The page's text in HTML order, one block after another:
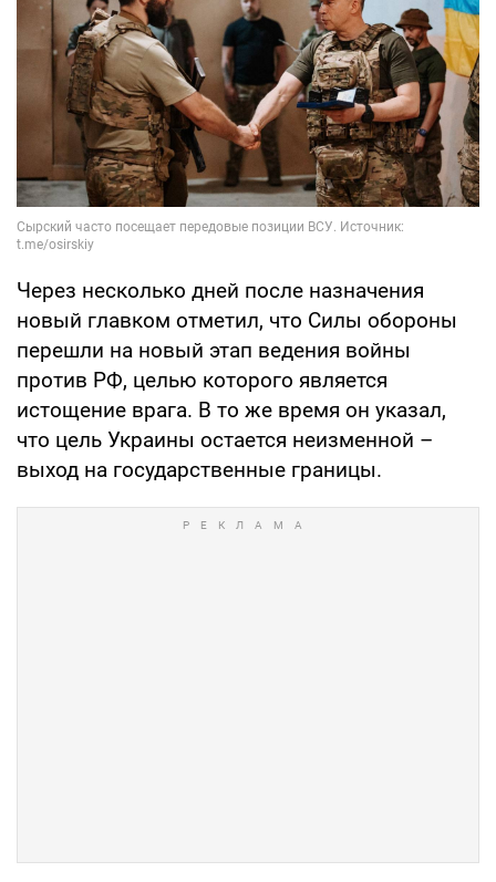
Через несколько дней после назначения
новый главком отметил, что Силы обороны
перешли на новый этап ведения войны
против РФ, целью которого является
истощение врага. В то же время он указал,
что цель Украины остается неизменной –
выход на государственные границы.